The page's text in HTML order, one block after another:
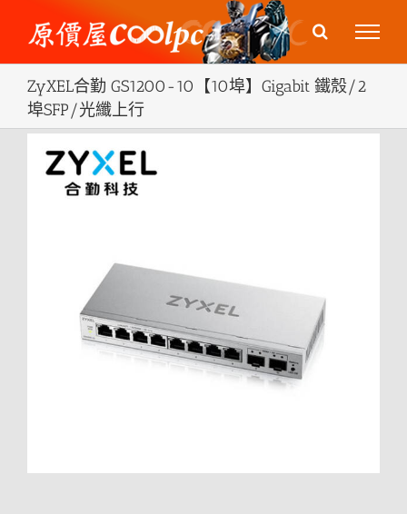
content
ZyXEL合勤 GS1200-10【10埠】Gigabit 鐵殼/2
埠SFP/光纖上行
View
Larger